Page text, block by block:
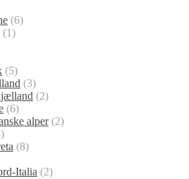
(6)
(1)
(5)
(3)
(2)
(6)
alper(2)
(8)
Italia (2)